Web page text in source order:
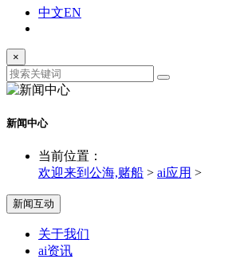
中文EN
×
新闻中心
当前位置：
欢迎来到公海,赌船 > ai应用 >
新闻互动
关于我们
ai资讯